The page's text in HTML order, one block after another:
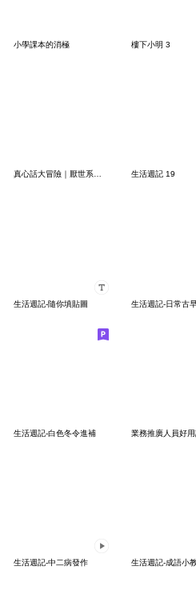
小學課本的消極 樓下小明 3
真心話大冒險｜厭世系爸爸的日常直白回應 生活週記 19
生活週記-隨你填貼圖 生活週記-日常古
生活週記-白色冬令進補 業務推廣人員好
生活週記-中二病發作 生活週記-成語小